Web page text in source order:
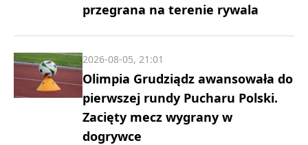
przegrana na terenie rywala
Olimpia Grudziądz awansowała do
pierwszej rundy Pucharu Polski.
Zacięty mecz wygrany w
dogrywce
2026-08-05, 21:01